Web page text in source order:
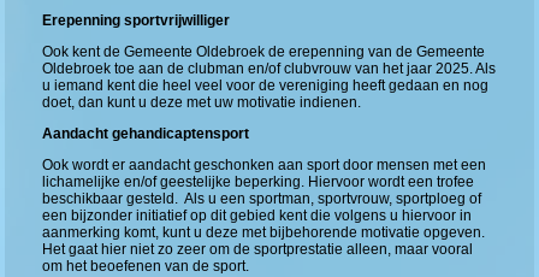
Erepenning sportvrijwilliger
Ook kent de Gemeente Oldebroek de erepenning van de Gemeente
Oldebroek toe aan de clubman en/of clubvrouw van het jaar 2025. Als
u iemand kent die heel veel voor de vereniging heeft gedaan en nog
doet, dan kunt u deze met uw motivatie indienen.
Aandacht gehandicaptensport
Ook wordt er aandacht geschonken aan sport door mensen met een
lichamelijke en/of geestelijke beperking. Hiervoor wordt een trofee
beschikbaar gesteld. Als u een sportman, sportvrouw, sportploeg of
een bijzonder initiatief op dit gebied kent die volgens u hiervoor in
aanmerking komt, kunt u deze met bijbehorende motivatie opgeven.
Het gaat hier niet zo zeer om de sportprestatie alleen, maar vooral
om het beoefenen van de sport.